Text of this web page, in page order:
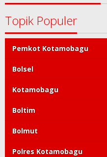
Topik Populer
Pemkot Kotamobagu
Bolsel
Kotamobagu
Boltim
Bolmut
Polres Kotamobagu